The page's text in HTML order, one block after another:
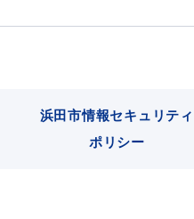
浜田市情報セキュリティ
ポリシー